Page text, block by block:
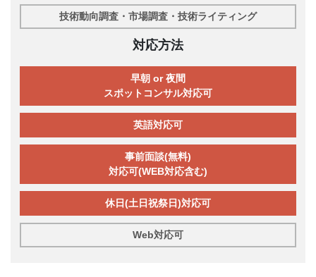
技術動向調査・市場調査・技術ライティング
対応方法
早朝 or 夜間
スポットコンサル対応可
英語対応可
事前面談(無料)
対応可(WEB対応含む)
休日(土日祝祭日)対応可
Web対応可